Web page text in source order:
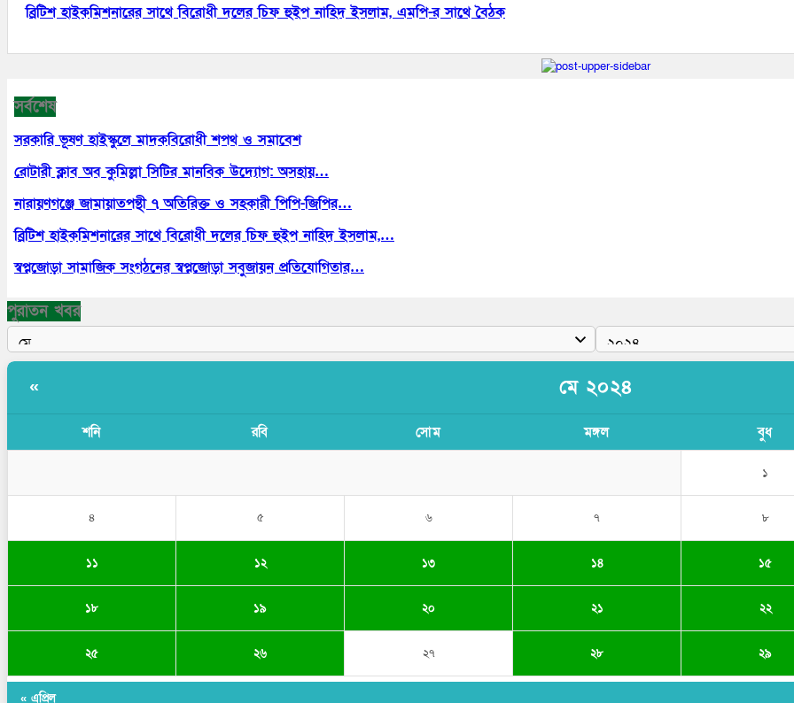
ব্রিটিশ হাইকমিশনারের সাথে বিরোধী দলের চিফ হুইপ নাহিদ ইসলাম, এমপি-র সাথে বৈঠক
সর্বশেষ
সরকারি ভূষণ হাইস্কুলে মাদকবিরোধী শপথ ও সমাবেশ
রোটারী ক্লাব অব কুমিল্লা সিটির মানবিক উদ্যোগ: অসহায়…
নারায়ণগঞ্জে জামায়াতপন্থী ৭ অতিরিক্ত ও সহকারী পিপি-জিপির…
ব্রিটিশ হাইকমিশনারের সাথে বিরোধী দলের চিফ হুইপ নাহিদ ইসলাম,…
স্বপ্নজোড়া সামাজিক সংগঠনের স্বপ্নজোড়া সবুজায়ন প্রতিযোগিতার…
পুরাতন খবর
« মে ২০২৪
শনি রবি সোম মঙ্গল বুধ
১
৪ ৫ ৬ ৭ ৮
১১ ১২ ১৩ ১৪ ১৫
১৮ ১৯ ২০ ২১ ২২
২৫ ২৬ ২৭ ২৮ ২৯
« এপ্রিল